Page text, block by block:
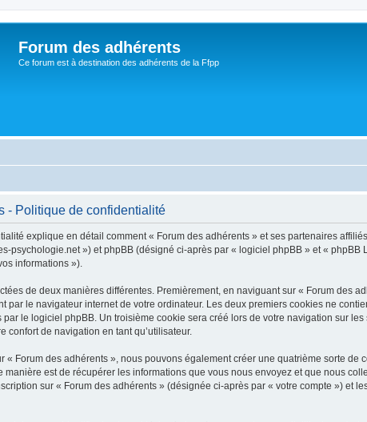
Forum des adhérents
Ce forum est à destination des adhérents de la Ffpp
- Politique de confidentialité
explique en détail comment « Forum des adhérents » et ses partenaires
psychologie.net ») et phpBB (désigné ci-après par « logiciel phpBB » et «
informations »).
de deux manières différentes. Premièrement, en naviguant sur « Forum des
par le navigateur internet de votre ordinateur. Les deux premiers cookies ne
le logiciel phpBB. Un troisième cookie sera créé lors de votre navigation sur
confort de navigation en tant qu’utilisateur.
« Forum des adhérents », nous pouvons également créer une quatrième sorte
manière est de récupérer les informations que vous nous envoyez et que nous
sur « Forum des adhérents » (désignée ci-après par « votre compte »)